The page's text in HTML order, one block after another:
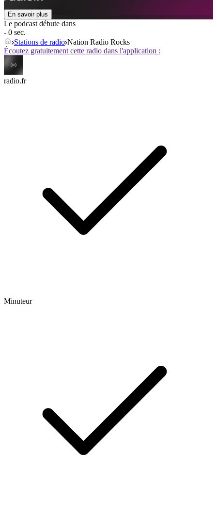
En savoir plus
Le podcast débute dans
- 0 sec.
Stations de radio Nation Radio Rocks
Écoutez gratuitement cette radio dans l'application :
radio.fr
Minuteur